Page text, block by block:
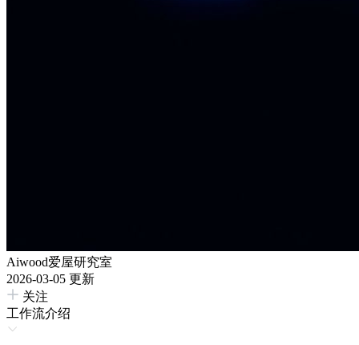
Aiwood爱屋研究室
2026-03-05 更新
关注
工作流介绍